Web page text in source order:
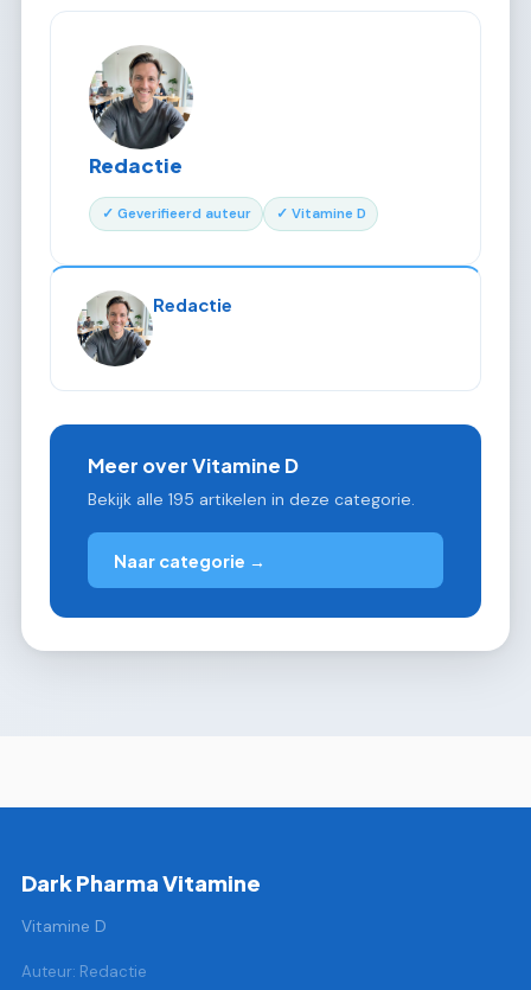
Redactie
✓ Geverifieerd auteur ✓ Vitamine D
Redactie
Meer over Vitamine D
Bekijk alle 195 artikelen in deze categorie.
Naar categorie →
Dark Pharma Vitamine
Vitamine D
Auteur: Redactie